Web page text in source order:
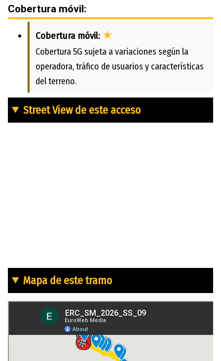
Cobertura móvil:
Cobertura móvil: ★
Cobertura 5G sujeta a variaciones según la
operadora, tráfico de usuarios y características
del terreno.
Street View de este acceso
Mapa de este tramo